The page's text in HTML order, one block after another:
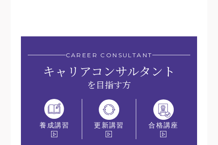
CAREER CONSULTANT
キャリアコンサルタント
を目指す方
養成講習 更新講習 合格講座